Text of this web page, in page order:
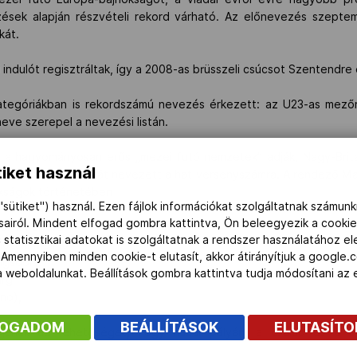
alapján részvételi rekord várható. Az előnevezés
regisztráltak, így a 2008-as brüsszeli csúcsot Szentendre
is rekordszámú nevezés érkezett: az U23-as
szerepel a nevezési listán.
hagyományosan erős „mezei futó nemzetek” adják, Nagy-
mint 40 atlétát nevezett a hat versenyszámra. A rendező
történetében
1. Ferrara
1. Malmő
ad lehetőséget, hogy hazai pályán, a család és a
használ
használ. Ezen fájlok információkat szolgáltatnak
Mindent elfogad gombra kattintva, Ön beleegyezik a
statisztikai adatokat is szolgáltatnak a rendszer használatához
minden cookie-t elutasít, akkor átirányítjuk a
weboldalunkat. Beállítások gombra kattintva tudja módosítani
BEÁLLÍTÁSOK